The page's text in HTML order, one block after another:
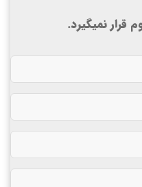
نمیگیرد.